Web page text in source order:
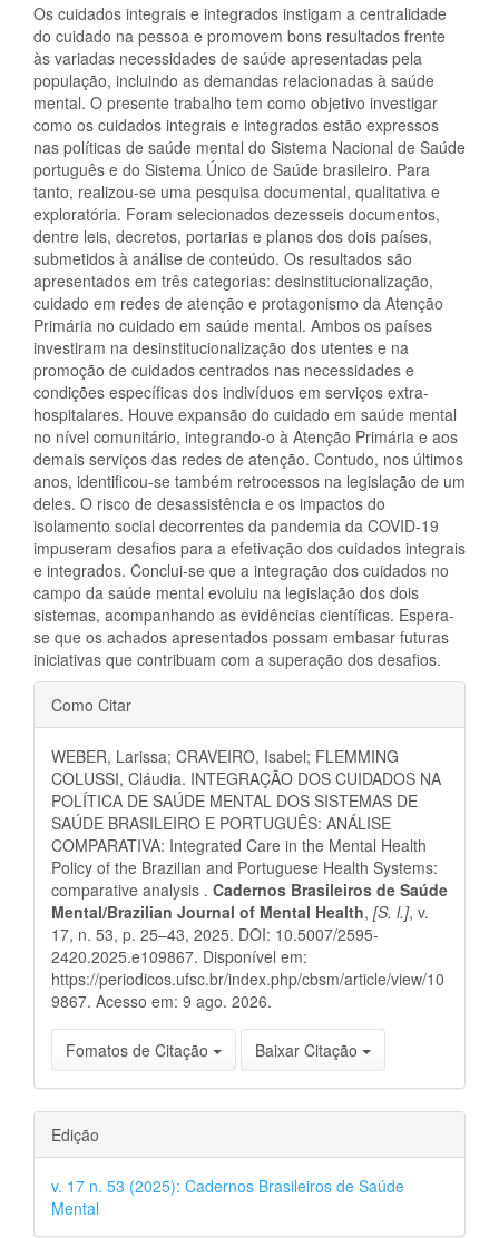
Os cuidados integrais e integrados instigam a centralidade
do cuidado na pessoa e promovem bons resultados frente
às variadas necessidades de saúde apresentadas pela
população, incluindo as demandas relacionadas à saúde
mental. O presente trabalho tem como objetivo investigar
como os cuidados integrais e integrados estão expressos
nas políticas de saúde mental do Sistema Nacional de Saúde
português e do Sistema Único de Saúde brasileiro. Para
tanto, realizou-se uma pesquisa documental, qualitativa e
exploratória. Foram selecionados dezesseis documentos,
dentre leis, decretos, portarias e planos dos dois países,
submetidos à análise de conteúdo. Os resultados são
apresentados em três categorias: desinstitucionalização,
cuidado em redes de atenção e protagonismo da Atenção
Primária no cuidado em saúde mental. Ambos os países
investiram na desinstitucionalização dos utentes e na
promoção de cuidados centrados nas necessidades e
condições específicas dos indivíduos em serviços extra-
hospitalares. Houve expansão do cuidado em saúde mental
no nível comunitário, integrando-o à Atenção Primária e aos
demais serviços das redes de atenção. Contudo, nos últimos
anos, identificou-se também retrocessos na legislação de um
deles. O risco de desassistência e os impactos do
isolamento social decorrentes da pandemia da COVID-19
impuseram desafios para a efetivação dos cuidados integrais
e integrados. Conclui-se que a integração dos cuidados no
campo da saúde mental evoluiu na legislação dos dois
sistemas, acompanhando as evidências científicas. Espera-
se que os achados apresentados possam embasar futuras
iniciativas que contribuam com a superação dos desafios.
Detalhes
do
artigo
Como Citar
WEBER, Larissa; CRAVEIRO, Isabel; FLEMMING
COLUSSI, Cláudia. INTEGRAÇÃO DOS CUIDADOS NA
POLÍTICA DE SAÚDE MENTAL DOS SISTEMAS DE
SAÚDE BRASILEIRO E PORTUGUÊS: ANÁLISE
COMPARATIVA: Integrated Care in the Mental Health
Policy of the Brazilian and Portuguese Health Systems:
comparative analysis . Cadernos Brasileiros de Saúde
Mental/Brazilian Journal of Mental Health, [S. l.], v.
17, n. 53, p. 25–43, 2025. DOI: 10.5007/2595-
2420.2025.e109867. Disponível em:
https://periodicos.ufsc.br/index.php/cbsm/article/view/10
9867. Acesso em: 9 ago. 2026.
Fomatos de Citação Baixar Citação
Edição
v. 17 n. 53 (2025): Cadernos Brasileiros de Saúde
Mental